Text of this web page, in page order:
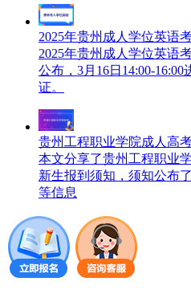
2025年贵州成人学位英语
2025年贵州成人学位英语
公布，3月16日14:00-
证。
贵州工程职业学院成人高
本文分享了贵州工程职业
新生报到须知，须知公布
等信息